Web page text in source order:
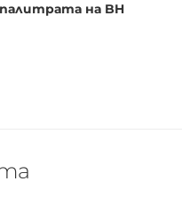
на BH
веган сребристи